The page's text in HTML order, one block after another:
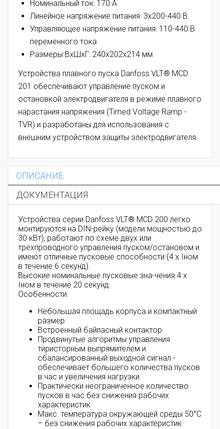
Номинальный ток: 170 А
Линейное напряжение питания: 3х200-440 В
Управляющее напряжение питания: 110-440 В
переменного тока
Размеры ВхШхГ: 240х202х214 мм
Устройства плавного пуска Danfoss VLT® MCD
201 обеспечивают управление пуском и
остановкой электродвигателя в режиме плавного
нарастания напряжения (Timed Voltage Ramp -
TVR) и разработаны для использования с
внешним устройством защиты электродвигателя.
ОПИСАНИЕ
ДОКУМЕНТАЦИЯ
Устройства серии Danfoss VLT® MCD 200 легко
монтируются на DIN-рейку (модели мощностью до
30 кВт), работают по схеме двух или
трехпроводного управления пуском/остановом и
имеют отличные пусковые способности (4 x Iном
в течение 6 секунд).
Высокие номинальные пусковые зна-чения 4 x
Iном в течение 20 секунд.
Особенности:
Небольшая площадь корпуса и компактный
размер
Встроенный байпасный контактор
Продвинутые алгоритмы управления
тиристорным выпрямителем и
сбалансированный выходной сигнал -
обеспечивает большего количества пусков
в час и увеличения нагрузки
Практически неограниченное количество
пусков в час без снижения рабочих
характеристик
Макс. температура окружающей среды 50°C
– без снижения рабочих характеристик